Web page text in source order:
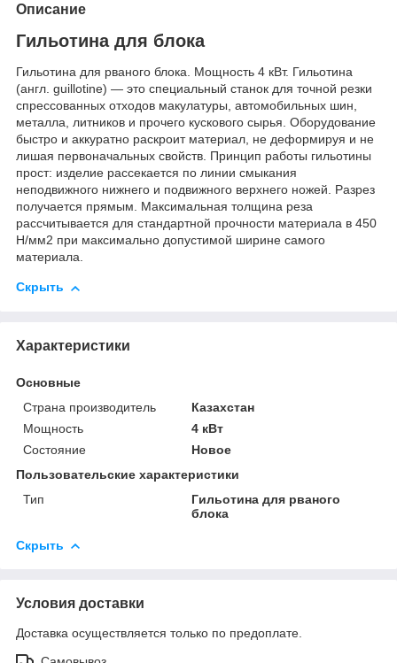
Описание
Гильотина для блока
Гильотина для рваного блока. Мощность 4 кВт. Гильотина
(англ. guillotine) — это специальный станок для точной резки
спрессованных отходов макулатуры, автомобильных шин,
металла, литников и прочего кускового сырья. Оборудование
быстро и аккуратно раскроит материал, не деформируя и не
лишая первоначальных свойств. Принцип работы гильотины
прост: изделие рассекается по линии смыкания
неподвижного нижнего и подвижного верхнего ножей. Разрез
получается прямым. Максимальная толщина реза
рассчитывается для стандартной прочности материала в 450
Н/мм2 при максимально допустимой ширине самого
материала.
Скрыть
Характеристики
Основные
Страна производитель
Казахстан
Мощность
4 кВт
Состояние
Новое
Пользовательские характеристики
Тип
Гильотина для рваного
блока
Скрыть
Условия доставки
Доставка осуществляется только по предоплате.